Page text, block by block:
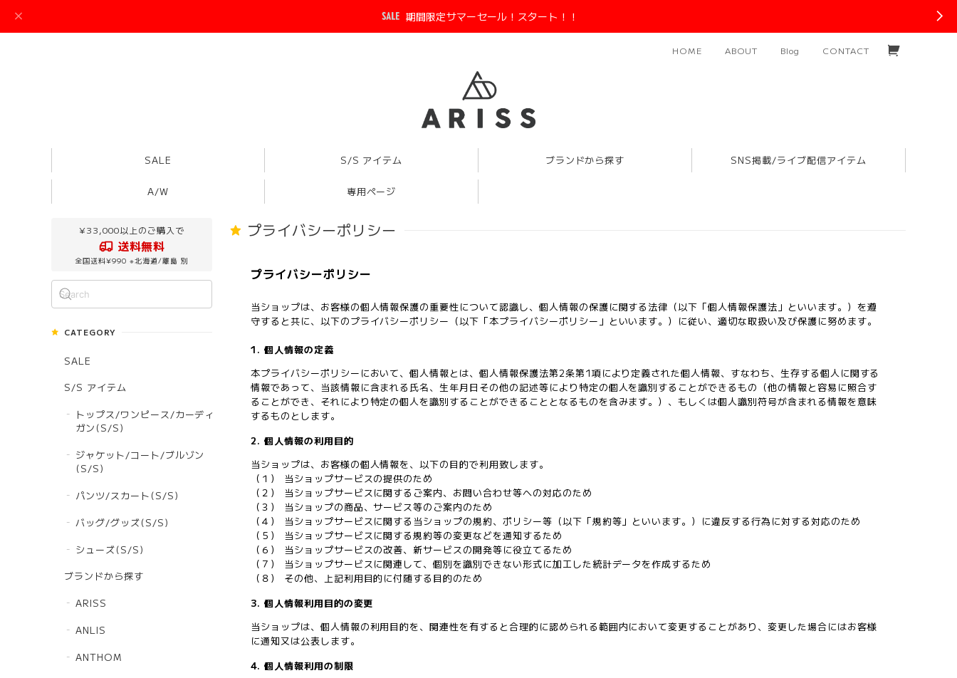
期間限定サマーセール！スタート！！
HOME ABOUT Blog CONTACT
SALE S/S アイテム ブランドから探す SNS掲載/ライブ配信アイテム
A/W 専用ページ
¥33,000以上のご購入で
送料無料
全国送料¥990 ※北海道/離島 別
CATEGORY
SALE
S/S アイテム
トップス/ワンピース/カーディ
ガン(S/S)
ジャケット/コート/ブルゾン
(S/S)
パンツ/スカート(S/S)
バッグ/グッズ(S/S)
シューズ(S/S)
ブランドから探す
ARISS
ANLIS
ANTHOM
プライバシーポリシー
プライバシーポリシー
当ショップは、お客様の個人情報保護の重要性について認識し、個人情報の保護に関する法律（以下「個人情報保護法」といいます。）を遵
守すると共に、以下のプライバシーポリシー（以下「本プライバシーポリシー」といいます。）に従い、適切な取扱い及び保護に努めます。
1. 個人情報の定義
本プライバシーポリシーにおいて、個人情報とは、個人情報保護法第2条第1項により定義された個人情報、すなわち、生存する個人に関する
情報であって、当該情報に含まれる氏名、生年月日その他の記述等により特定の個人を識別することができるもの（他の情報と容易に照合す
ることができ、それにより特定の個人を識別することができることとなるものを含みます。）、もしくは個人識別符号が含まれる情報を意味
するものとします。
2. 個人情報の利用目的
当ショップは、お客様の個人情報を、以下の目的で利用致します。
（１） 当ショップサービスの提供のため
（２） 当ショップサービスに関するご案内、お問い合わせ等への対応のため
（３） 当ショップの商品、サービス等のご案内のため
（４） 当ショップサービスに関する当ショップの規約、ポリシー等（以下「規約等」といいます。）に違反する行為に対する対応のため
（５） 当ショップサービスに関する規約等の変更などを通知するため
（６） 当ショップサービスの改善、新サービスの開発等に役立てるため
（７） 当ショップサービスに関連して、個別を識別できない形式に加工した統計データを作成するため
（８） その他、上記利用目的に付随する目的のため
3. 個人情報利用目的の変更
当ショップは、個人情報の利用目的を、関連性を有すると合理的に認められる範囲内において変更することがあり、変更した場合にはお客様
に通知又は公表します。
4. 個人情報利用の制限